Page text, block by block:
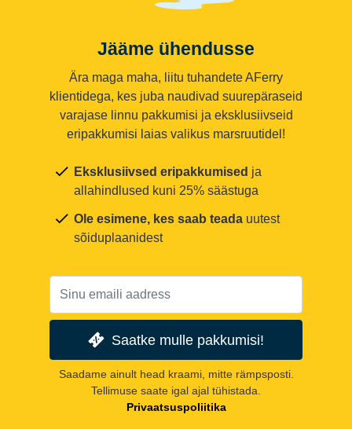
Jääme ühendusse
Ära maga maha, liitu tuhandete AFerry
klientidega, kes juba naudivad suurepäraseid
varajase linnu pakkumisi ja eksklusiivseid
eripakkumisi laias valikus marsruutidel!
Eksklusiivsed eripakkumised ja
allahindlused kuni 25% säästuga
Ole esimene, kes saab teada uutest
sõiduplaanidest
Saatke mulle pakkumisi!
Saadame ainult head kraami, mitte rämpsposti.
Tellimuse saate igal ajal tühistada.
Privaatsuspoliitika